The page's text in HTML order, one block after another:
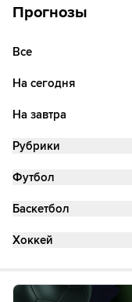
Прогнозы
Все
На сегодня
На завтра
Рубрики
Футбол
Баскетбол
Хоккей